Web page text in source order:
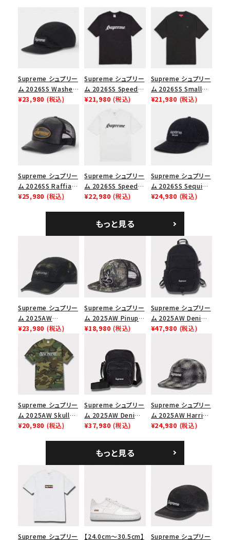
コラボレーションブランドから探す
シーズンから探す
並び順
円 ～
円
在庫のない商品を表示する
絞り込んで検索する
Supreme シュプリー
ム 2026SS Washed
Chino Twill Camp
ノツイル キャンプキャ
ップ ブラック
¥23,980 (税込)
Supreme シュプリー
ム 2026SS Speed
Tee スピードTシャツ
¥21,980 (税込)
Supreme シュプリー
ム 2026SS Small
Box Tee スモールボ
¥21,980 (税込)
Supreme シュプリー
ム 2026SS Raffia
Mesh Back 5-Panel
¥25,980 (税込)
Supreme シュプリー
ム 2026SS Speed
Tee スピードTシャツ
¥22,980 (税込)
Supreme シュプリー
ム 2026SS Sequin
Denim Classic
シックロゴ 6パネルキ
ャップ ブラック
¥24,980 (税込)
もっと見る
Supreme シュプリー
ム 2025AW
Overdyed Camp
Cap オーバーダイド
キャンプキャップ ブ
ラック
¥23,980 (税込)
Supreme シュプリー
ム 2025AW Pinup
Mesh Back 5-Panel
ュバック 5パネルキャ
ップ トゥルーティン
バーHTC フォールカ
¥18,980 (税込)
Supreme シュプリー
ム 2025AW Denim
Backpack デニム バ
¥47,980 (税込)
Supreme シュプリー
ム 2025AW Skull
Tee スカル Tシャ
¥20,980 (税込)
Supreme シュプリー
ム 2025AW Denim
Shoulder Bag デニ
¥37,980 (税込)
Supreme シュプリー
ム 2025AW Harris
Tweed Camp Cap
¥24,980 (税込)
もっと見る
Supreme シュプリー 【24.0cm～30.5cm】 Supreme シュプリー